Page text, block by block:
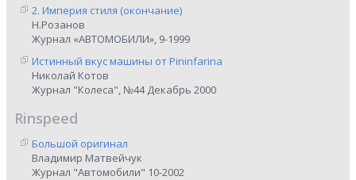
2. Империя стиля (окончание)
Н.Розанов
Журнал «АВТОМОБИЛИ», 9-1999
Истинный вкус машины от Pininfarina
Николай Котов
Журнал "Колеса", №44 Декабрь 2000
Rinspeed
Большой оригинал
Владимир Матвейчук
Журнал "Автомобили" 10-2002